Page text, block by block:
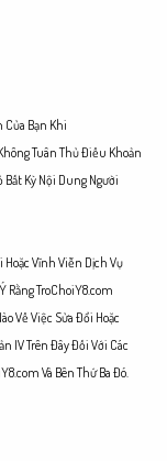
Của Bạn Khi
Tuân Thủ Điều Khoản
Bất Kỳ Nội Dung Người
Hoặc Vĩnh Viễn Dịch Vụ
Rằng TroChoiY8.com
Về Việc Sửa Đổi Hoặc
IV Trên Đây Đối Với Các
Và Bên Thứ Ba Đó.